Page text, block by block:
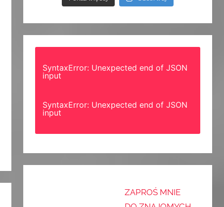
SyntaxError: Unexpected end of JSON
input
SyntaxError: Unexpected end of JSON
input
ZAPROŚ MNIE